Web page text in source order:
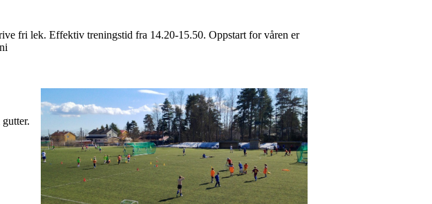
fri lek. Effektiv treningstid fra 14.20-15.50. Oppstart for våren er